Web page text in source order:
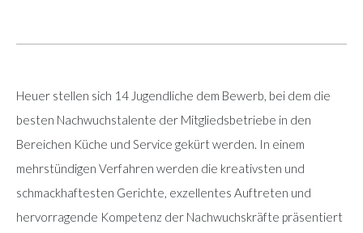
Heuer stellen sich 14 Jugendliche dem Bewerb, bei dem die
besten Nachwuchstalente der Mitgliedsbetriebe in den
Bereichen Küche und Service gekürt werden. In einem
mehrstündigen Verfahren werden die kreativsten und
schmackhaftesten Gerichte, exzellentes Auftreten und
hervorragende Kompetenz der Nachwuchskräfte präsentiert